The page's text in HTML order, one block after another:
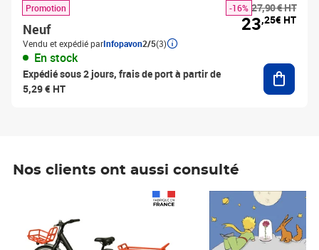
Promotion
Neuf
Vendu et expédié parInfopavon2/5(3)
En stock
Expédié sous 2 jours, frais de port à partir de
5,29 € HT
27,90 € HT
-16%
23,25€ HT
Nos clients ont aussi consulté
Prix 6,25€ HT